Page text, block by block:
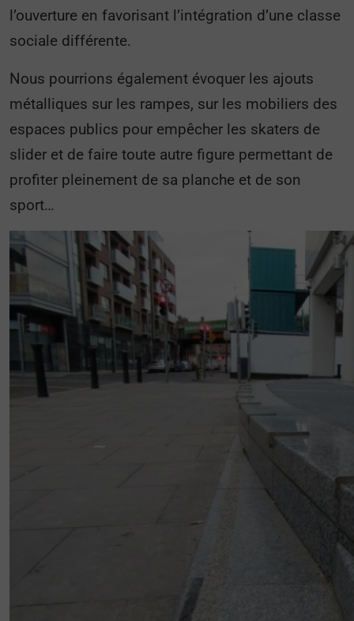
l’ouverture en favorisant l’intégration d’une classe
sociale différente.
Nous pourrions également évoquer les ajouts
métalliques sur les rampes, sur les mobiliers des
espaces publics pour empêcher les skaters de
slider et de faire toute autre figure permettant de
profiter pleinement de sa planche et de son
sport…